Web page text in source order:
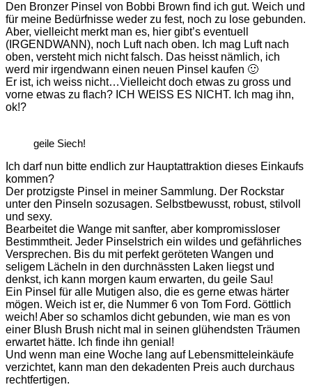
Den Bronzer Pinsel von Bobbi Brown find ich gut. Weich und
für meine Bedürfnisse weder zu fest, noch zu lose gebunden.
Aber, vielleicht merkt man es, hier gibt’s eventuell
(IRGENDWANN), noch Luft nach oben. Ich mag Luft nach
oben, versteht mich nicht falsch. Das heisst nämlich, ich
werd mir irgendwann einen neuen Pinsel kaufen 🙂
Er ist, ich weiss nicht…Vielleicht doch etwas zu gross und
vorne etwas zu flach? ICH WEISS ES NICHT. Ich mag ihn,
ok!?
geile Siech!
Ich darf nun bitte endlich zur Hauptattraktion dieses Einkaufs
kommen?
Der protzigste Pinsel in meiner Sammlung. Der Rockstar
unter den Pinseln sozusagen. Selbstbewusst, robust, stilvoll
und sexy.
Bearbeitet die Wange mit sanfter, aber kompromissloser
Bestimmtheit. Jeder Pinselstrich ein wildes und gefährliches
Versprechen. Bis du mit perfekt geröteten Wangen und
seligem Lächeln in den durchnässten Laken liegst und
denkst, ich kann morgen kaum erwarten, du geile Sau!
Ein Pinsel für alle Mutigen also, die es gerne etwas härter
mögen. Weich ist er, die Nummer 6 von Tom Ford. Göttlich
weich! Aber so schamlos dicht gebunden, wie man es von
einer Blush Brush nicht mal in seinen glühendsten Träumen
erwartet hätte. Ich finde ihn genial!
Und wenn man eine Woche lang auf Lebensmitteleinkäufe
verzichtet, kann man den dekadenten Preis auch durchaus
rechtfertigen.